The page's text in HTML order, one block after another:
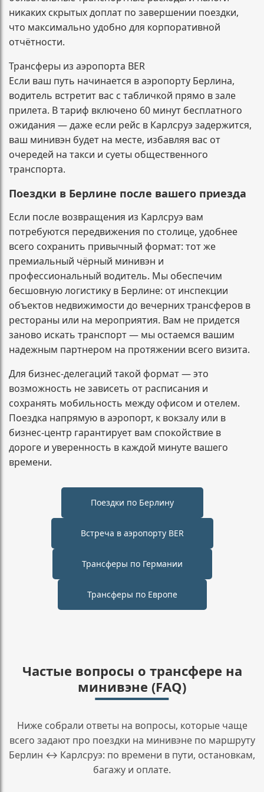
никаких скрытых доплат по завершении поездки,
что максимально удобно для корпоративной
отчётности.
Трансферы из аэропорта BER
Если ваш путь начинается в аэропорту Берлина,
водитель встретит вас с табличкой прямо в зале
прилета. В тариф включено 60 минут бесплатного
ожидания — даже если рейс в Карлсруэ задержится,
ваш минивэн будет на месте, избавляя вас от
очередей на такси и суеты общественного
транспорта.
Поездки в Берлине после вашего приезда
Если после возвращения из Карлсруэ вам
потребуются передвижения по столице, удобнее
всего сохранить привычный формат: тот же
премиальный чёрный минивэн и
профессиональный водитель. Мы обеспечим
бесшовную логистику в Берлине: от инспекции
объектов недвижимости до вечерних трансферов в
рестораны или на мероприятия. Вам не придется
заново искать транспорт — мы остаемся вашим
надежным партнером на протяжении всего визита.
Для бизнес-делегаций такой формат — это
возможность не зависеть от расписания и
сохранять мобильность между офисом и отелем.
Поездка напрямую в аэропорт, к вокзалу или в
бизнес-центр гарантирует вам спокойствие в
дороге и уверенность в каждой минуте вашего
времени.
Поездки по Берлину
Встреча в аэропорту BER
Трансферы по Германии
Трансферы по Европе
Частые вопросы о трансфере на
минивэне (FAQ)
Ниже собрали ответы на вопросы, которые чаще
всего задают про поездки на минивэне по маршруту
Берлин ↔ Карлсруэ: по времени в пути, остановкам,
багажу и оплате.